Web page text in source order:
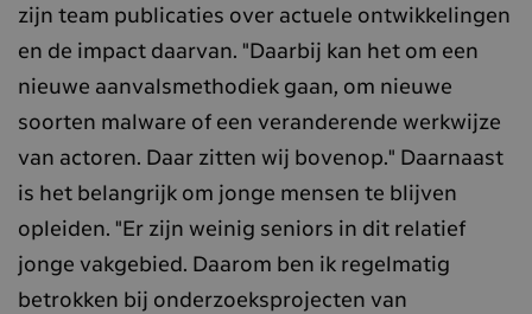
zijn team publicaties over actuele ontwikkelingen
en de impact daarvan. "Daarbij kan het om een
nieuwe aanvalsmethodiek gaan, om nieuwe
soorten malware of een veranderende werkwijze
van actoren. Daar zitten wij bovenop." Daarnaast
is het belangrijk om jonge mensen te blijven
opleiden. "Er zijn weinig seniors in dit relatief
jonge vakgebied. Daarom ben ik regelmatig
betrokken bij onderzoeksprojecten van